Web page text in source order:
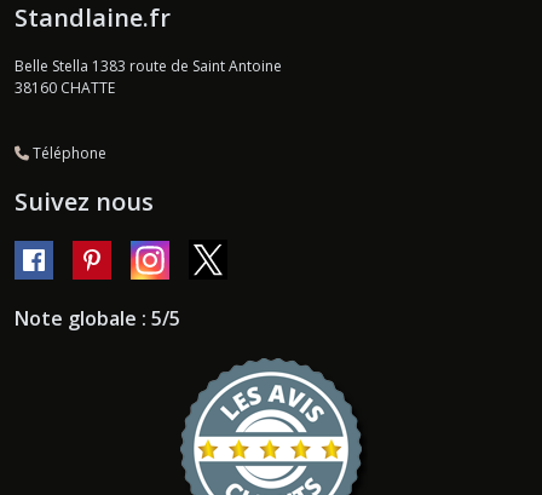
Standlaine.fr
Belle Stella 1383 route de Saint Antoine
38160 CHATTE
Téléphone
Suivez nous
Note globale : 5/5